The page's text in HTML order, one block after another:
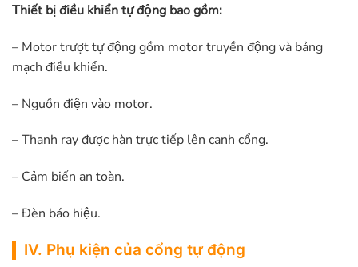
Thiết bị điều khiển tự động bao gồm:
– Motor trượt tự động gồm motor truyền động và bảng
mạch điều khiển.
– Nguồn điện vào motor.
– Thanh ray được hàn trực tiếp lên canh cổng.
– Cảm biến an toàn.
– Đèn báo hiệu.
IV. Phụ kiện của cổng tự động